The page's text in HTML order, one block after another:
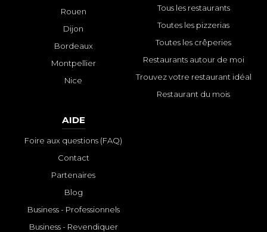
Rouen
Dijon
Bordeaux
Montpellier
Nice
Tous les restaurants
Toutes les pizzerias
Toutes les crêperies
Restaurants autour de moi
Trouvez votre restaurant idéal
Restaurant du mois
AIDE
Foire aux questions (FAQ)
Contact
Partenaires
Blog
Business - Professionnels
Business - Revendiquer